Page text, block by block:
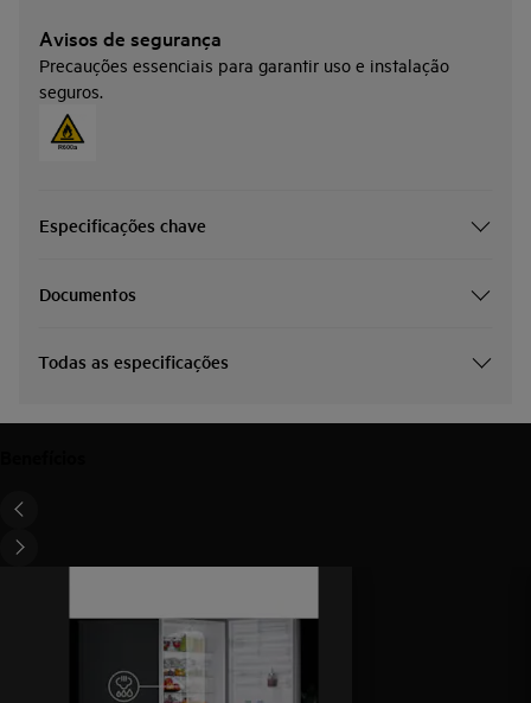
Avisos de segurança
Precauções essenciais para garantir uso e instalação
seguros.
Especificações chave
Documentos
Todas as especificações